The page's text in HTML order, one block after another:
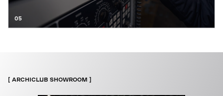
05
ARCHICLUB SHOWROOM